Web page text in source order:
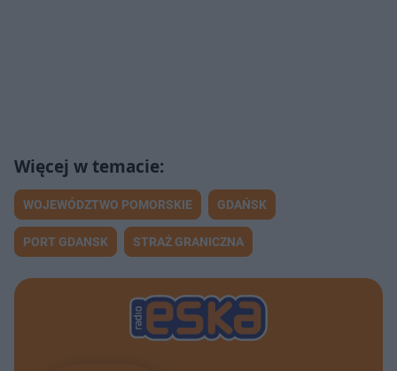
WOJEWÓDZTWO POMORSKIE GDAŃSK
PORT GDANSK STRAŻ GRANICZNA